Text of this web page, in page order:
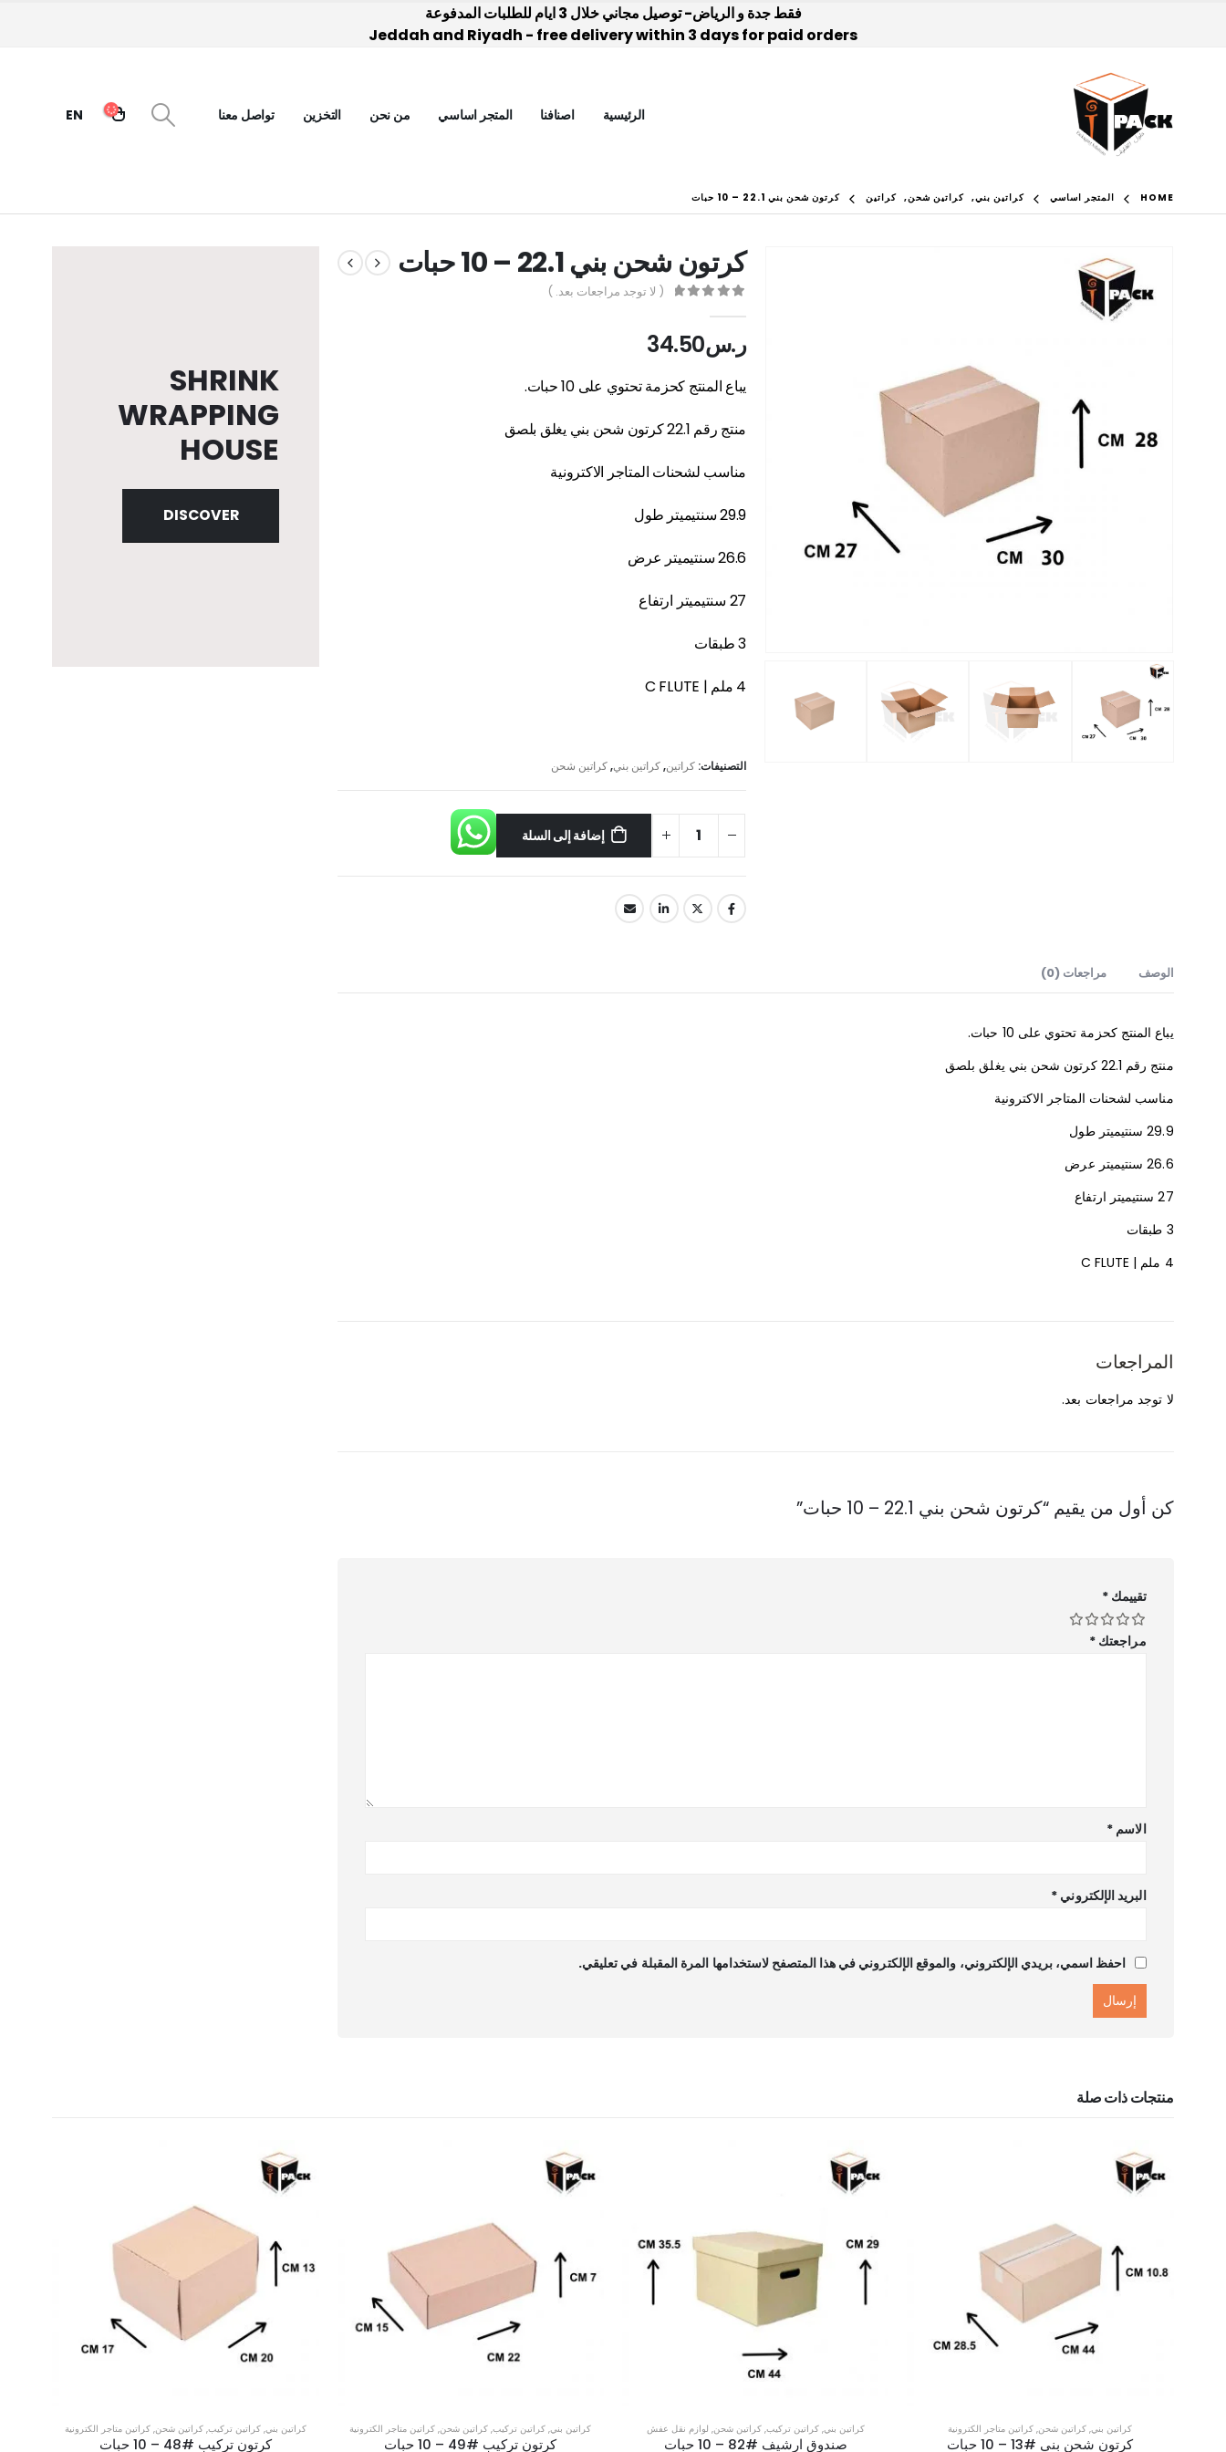
فقط جدة و الرياض- توصيل مجاني خلال 3 ايام للطلبات المدفوعة
Jeddah and Riyadh - free delivery within 3 days for paid orders
الرئيسية اصنافنا المتجر اساسي من نحن التخزين تواصل معنا EN
HOME المتجر اساسي كراتين بني, كراتين شحن, كراتين كرتون شحن بني 22.1 – 10 حبات
كرتون شحن بني 22.1 – 10 حبات
( لا توجد مراجعات بعد. )
ر.س34.50
يباع المنتج كحزمة تحتوي على 10 حبات.
منتج رقم 22.1 كرتون شحن بني يغلق بلصق
مناسب لشحنات المتاجر الاكترونية
29.9 سنتيميتر طول
26.6 سنتيميتر عرض
27 سنتيميتر ارتفاع
3 طبقات
4 ملم | C FLUTE
التصنيفات: كراتين,كراتين بني,كراتين شحن
إضافة إلى السلة
الوصف مراجعات (0)
يباع المنتج كحزمة تحتوي على 10 حبات.
منتج رقم 22.1 كرتون شحن بني يغلق بلصق
مناسب لشحنات المتاجر الاكترونية
29.9 سنتيميتر طول
26.6 سنتيميتر عرض
27 سنتيميتر ارتفاع
3 طبقات
4 ملم | C FLUTE
المراجعات
لا توجد مراجعات بعد.
كن أول من يقيم “كرتون شحن بني 22.1 – 10 حبات”
تقييمك*
مراجعتك *
الاسم *
البريد الإلكتروني *
احفظ اسمي، بريدي الإلكتروني، والموقع الإلكتروني في هذا المتصفح لاستخدامها المرة المقبلة في تعليقي.
SHRINK
WRAPPING
HOUSE
DISCOVER
منتجات ذات صلة
كراتين بني, كراتين شحن, كراتين متاجر الكترونية
كرتون شحن بني #13 – 10 حبات
كراتين بني,كراتين تركيب,كراتين شحن, لوازم نقل عفش
صندوق ارشيف #82 – 10 حبات
كراتين بني, كراتين تركيب, كراتين شحن, كراتين متاجر الكترونية
كرتون تركيب #49 – 10 حبات
كراتين بني, كراتين تركيب, كراتين شحن, كراتين متاجر الكترونية
كرتون تركيب #48 – 10 حبات